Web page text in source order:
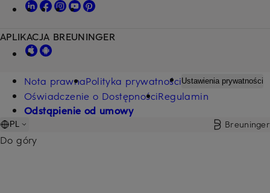
APLIKACJA BREUNINGER
Nota prawnaPolityka prywatnościUstawienia prywatności
Oświadczenie o DostępnościRegulamin
Odstąpienie od umowy
PL Breuninger
Do góry